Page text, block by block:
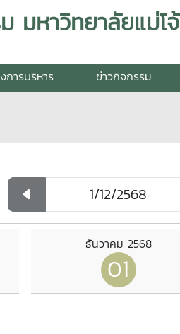
มหาวิทยาลัยแม่โจ้
การบริหาร ข่าวกิจกรรม
ธันวาคม 2568
01